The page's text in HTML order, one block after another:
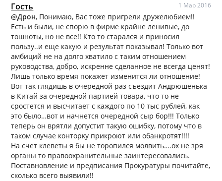
Гость 1 Мар 2016
@Дрон, Понимаю, Вас тоже пригрели дружелюбием!!
Есть и были, не спорю в фирме крайне ленивые, до
тошноты, но не все!! Кто то старался и приносил
пользу..и еще какую и результат показывал! Только вот
амбиций не на долго хватило с таким отношением
руководства, добро, искренне сделанное не всегда ценят!
Лишь только время покажет изменится ли отношение!
Вот так глядишь в очередной раз съездит Андрюшенька
в Китай за очередной партией товара, что то не
сростется и высчитает с каждого по 10 тыс рублей, как
это было…вот и начнется очередной сыр бор!!! Только
теперь он врятли допустит такую ошибку, потому что в
таком случае конторку прикроют или обанкротят!!!!
На счет клеветы я бы не торопился молвить….ох не зря
органы то правоохранительные заинтересовались.
Поставновление и предписания Прокуратуры почитайте,
сколько всего выявили!!